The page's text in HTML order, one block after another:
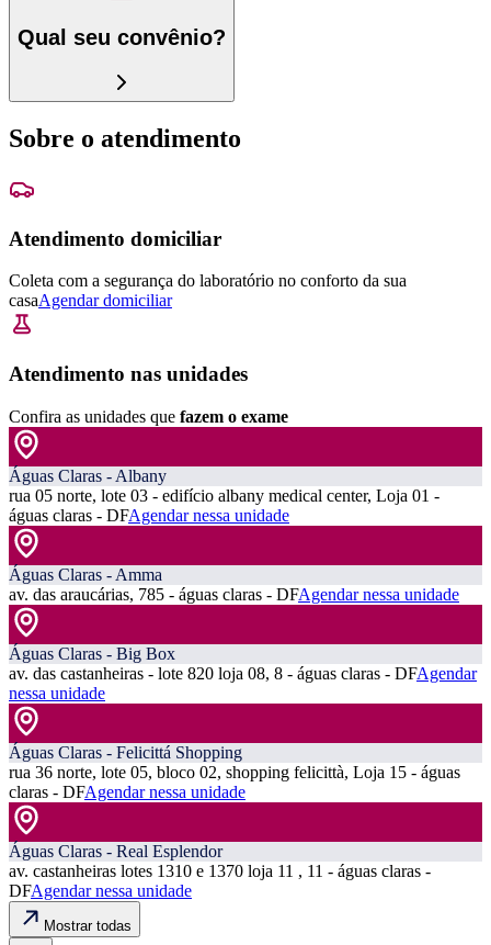
Qual seu convênio?
Sobre o atendimento
Atendimento domiciliar
Coleta com a segurança do laboratório no conforto da sua
casaAgendar domiciliar
Atendimento nas unidades
Confira as unidades que fazem o exame
Águas Claras - Albany
rua 05 norte, lote 03 - edifício albany medical center, Loja 01 -
águas claras - DFAgendar nessa unidade
Águas Claras - Amma
av. das araucárias, 785 - águas claras - DFAgendar nessa unidade
Águas Claras - Big Box
av. das castanheiras - lote 820 loja 08, 8 - águas claras - DFAgendar
nessa unidade
Águas Claras - Felicittá Shopping
rua 36 norte, lote 05, bloco 02, shopping felicittà, Loja 15 - águas
claras - DFAgendar nessa unidade
Águas Claras - Real Esplendor
av. castanheiras lotes 1310 e 1370 loja 11 , 11 - águas claras -
DFAgendar nessa unidade
Mostrar todas